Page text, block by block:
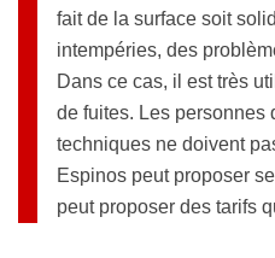
fait de la surface soit
intempéries, des
Dans ce cas, il est très
de fuites. Les personnes
techniques ne doivent
Espinos peut proposer
peut proposer des tarifs